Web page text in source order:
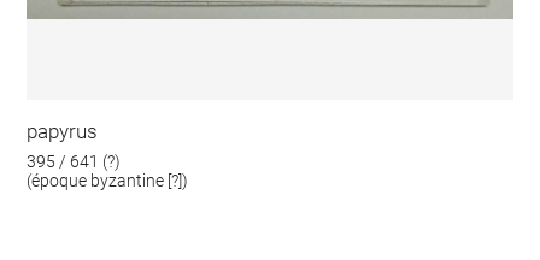
papyrus
395 / 641 (?)
(époque byzantine [?])